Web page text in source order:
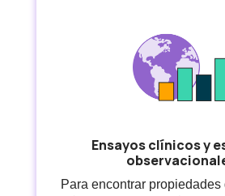
Ensayos clínicos y
Para encontrar